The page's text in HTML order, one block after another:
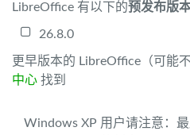
LibreOffice 有以下的预发布版
26.8.0
更早版本的 LibreOffice（可能
中心 找到
Windows XP 用户请注意：